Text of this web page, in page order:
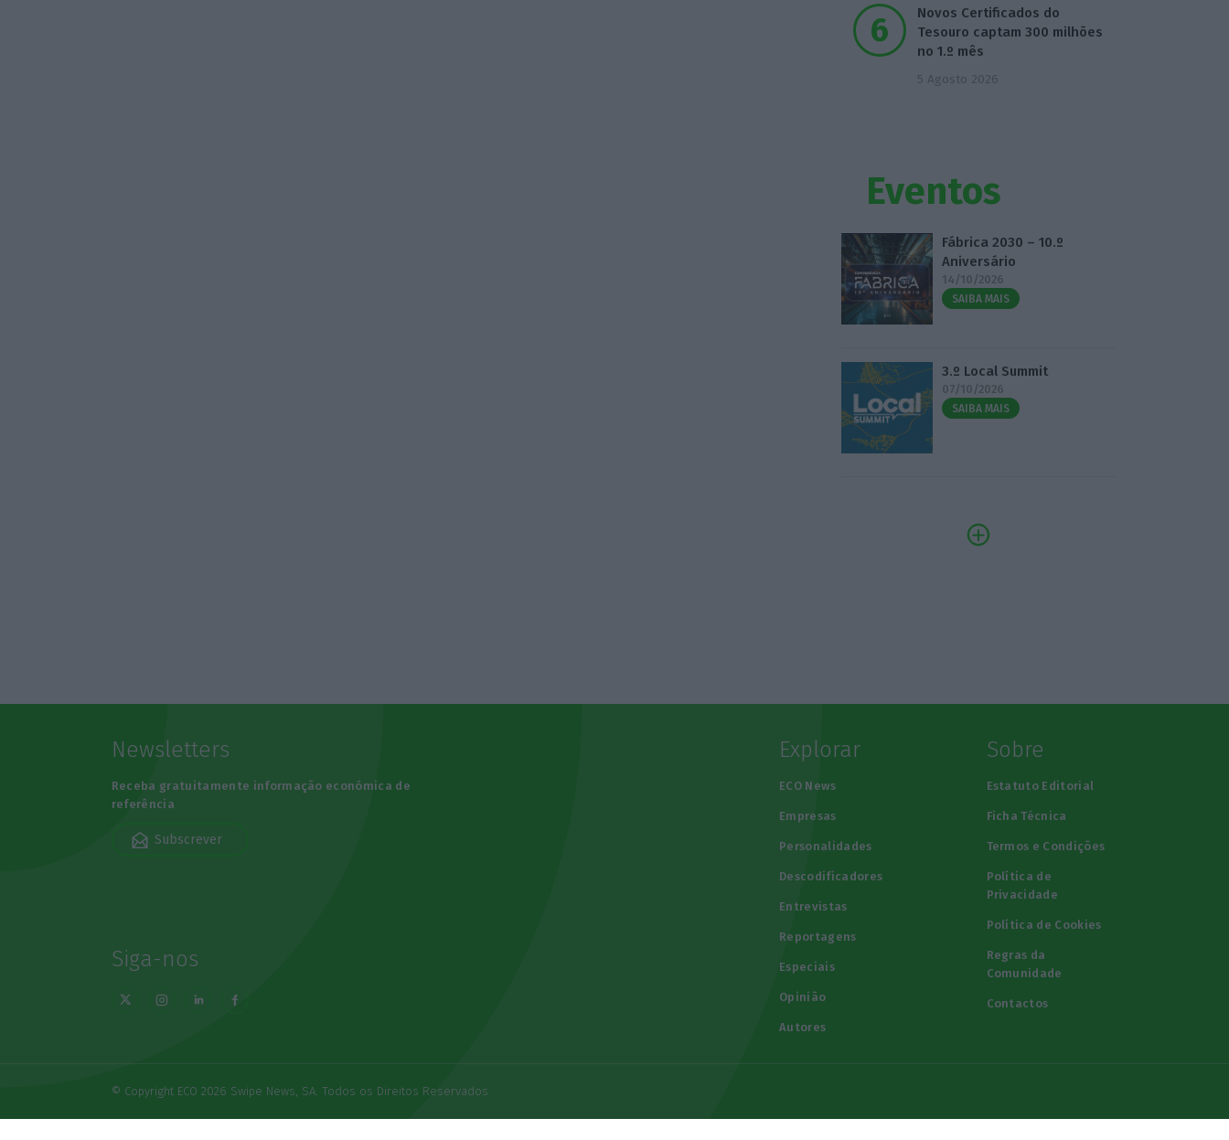
Novos Certificados do
Tesouro captam 300 milhões
no 1.º mês
5 Agosto 2026
Eventos
Fábrica 2030 – 10.º
Aniversário
14/10/2026
SAIBA MAIS
3.º Local Summit
07/10/2026
SAIBA MAIS
Newsletters
Receba gratuitamente informação económica de
referência
Subscrever
Siga-nos
Explorar
ECO News
Empresas
Personalidades
Descodificadores
Entrevistas
Reportagens
Especiais
Opinião
Autores
Sobre
Estatuto Editorial
Ficha Técnica
Termos e Condições
Política de
Privacidade
Política de Cookies
Regras da
Comunidade
Contactos
© Copyright ECO 2026 Swipe News, SA. Todos os Direitos Reservados